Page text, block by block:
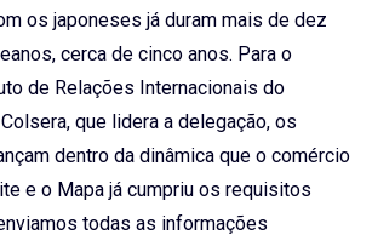
os japoneses já duram mais de dez
cerca de cinco anos. Para o
de Relações Internacionais do
que lidera a delegação, os
dentro da dinâmica que o comércio
e o Mapa já cumpriu os requisitos
todas as informações